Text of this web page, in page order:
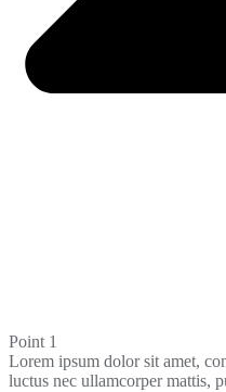
Point 1
Lorem ipsum dolor sit amet,
luctus nec ullamcorper mattis,